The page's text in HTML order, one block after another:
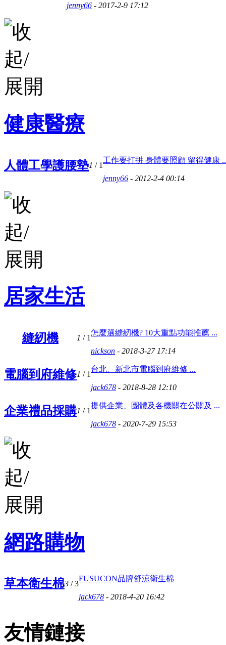
jenny66 - 2017-2-9 17:12
健康醫療
人體工學護腰墊1 / 1
工作要打拼 身體要照顧 留得健康
jenny66 - 2012-2-4 00:14
居家生活
縫紉機 1 / 1
怎麼選縫紉機? 10大重點功能推薦 ...
nickson - 2018-3-27 17:14
電腦到府維修1 / 1
台北、新北市電腦到府維修 ...
jack678 - 2018-8-28 12:10
企業禮品採購1 / 1
提供企業、團體及各機關在公關及 ...
jack678 - 2020-7-29 15:53
網路購物
草本衛生棉3 / 3
FUSUCON品牌舒涼衛生棉
jack678 - 2018-4-20 16:42
友情鏈接